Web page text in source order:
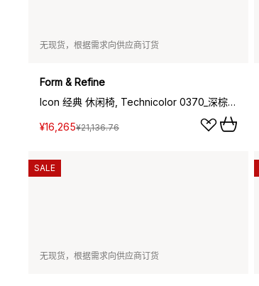
无现货，根据需求向供应商订货
Form & Refine
Icon 经典 休闲椅, Technicolor 0370_深棕色松木
¥16,265¥21,136.76
无现货，根据需求向供应商订货
SALE